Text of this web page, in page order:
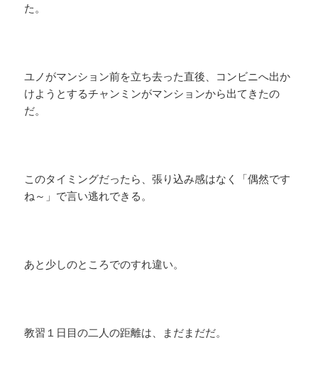
た。
ユノがマンション前を立ち去った直後、コンビニへ出か
けようとするチャンミンがマンションから出てきたの
だ。
このタイミングだったら、張り込み感はなく「偶然です
ね～」で言い逃れできる。
あと少しのところでのすれ違い。
教習１日目の二人の距離は、まだまだだ。